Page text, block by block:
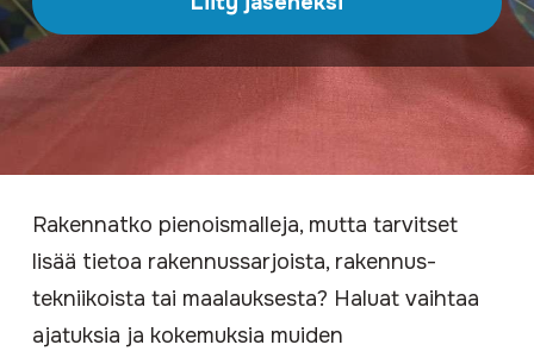
Rakennatko pienoismalleja, mutta tarvitset
lisää tietoa rakennus­sarjoista, rakennus­
tekniikoista tai maalauksesta? Haluat vaihtaa
ajatuksia ja kokemuksia muiden